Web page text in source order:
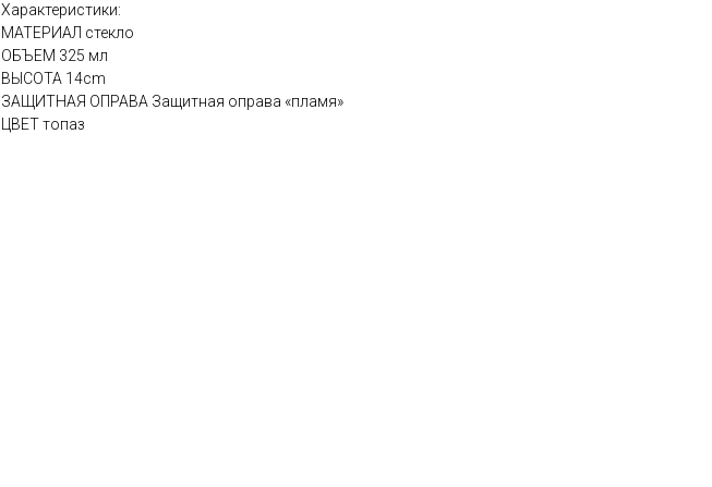
Характеристики:
МАТЕРИАЛ стекло
ОБЪЕМ 325 мл
ВЫСОТА 14cm
ЗАЩИТНАЯ ОПРАВА Защитная оправа «пламя»
ЦВЕТ топаз